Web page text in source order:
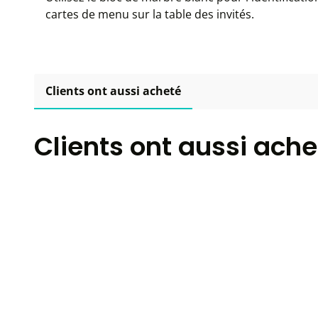
cartes de menu sur la table des invités.
Clients ont aussi acheté
Clients ont aussi